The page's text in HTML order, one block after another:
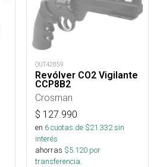
OUT42859
Revólver CO2 Vigilante
CCP8B2
Crosman
$ 127.990
en 6cuotas de $21.332sin
interés
ahorras $5.120 por
transferencia.